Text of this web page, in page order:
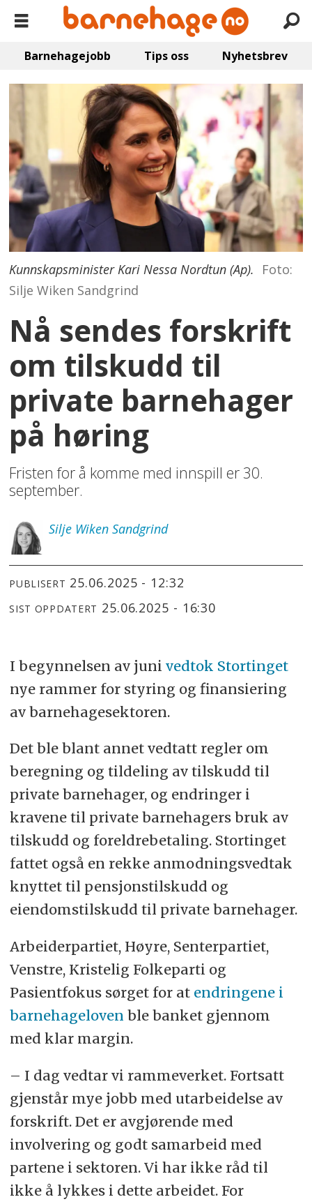
Barnehagejobb Tips oss Nyhetsbrev
Kunnskapsminister Kari Nessa Nordtun (Ap).
Foto:
Silje Wiken Sandgrind
Nå sendes forskrift
om tilskudd til
private barnehager
på høring
Fristen for å komme med innspill er 30.
september.
Silje Wiken Sandgrind
PUBLISERT 25.06.2025 - 12:32
SIST OPPDATERT 25.06.2025 - 16:30
I begynnelsen av juni vedtok Stortinget
nye rammer for styring og finansiering
av barnehagesektoren.
Det ble blant annet vedtatt regler om
beregning og tildeling av tilskudd til
private barnehager, og endringer i
kravene til private barnehagers bruk av
tilskudd og foreldrebetaling. Stortinget
fattet også en rekke anmodningsvedtak
knyttet til pensjonstilskudd og
eiendomstilskudd til private barnehager.
Arbeiderpartiet, Høyre, Senterpartiet,
Venstre, Kristelig Folkeparti og
Pasientfokus sørget for at endringene i
barnehageloven ble banket gjennom
med klar margin.
– I dag vedtar vi rammeverket. Fortsatt
gjenstår mye jobb med utarbeidelse av
forskrift. Det er avgjørende med
involvering og godt samarbeid med
partene i sektoren. Vi har ikke råd til
ikke å lykkes i dette arbeidet. For